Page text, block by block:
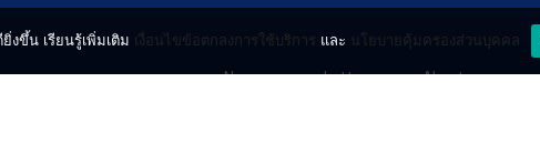
News
Lottery
About
งขึ้น เรียนรู้เพิ่มเติม เงื่อนไขข้อตกลงการใช้บริการ และ นโยบายคุ้มครองส่วนบุคคล